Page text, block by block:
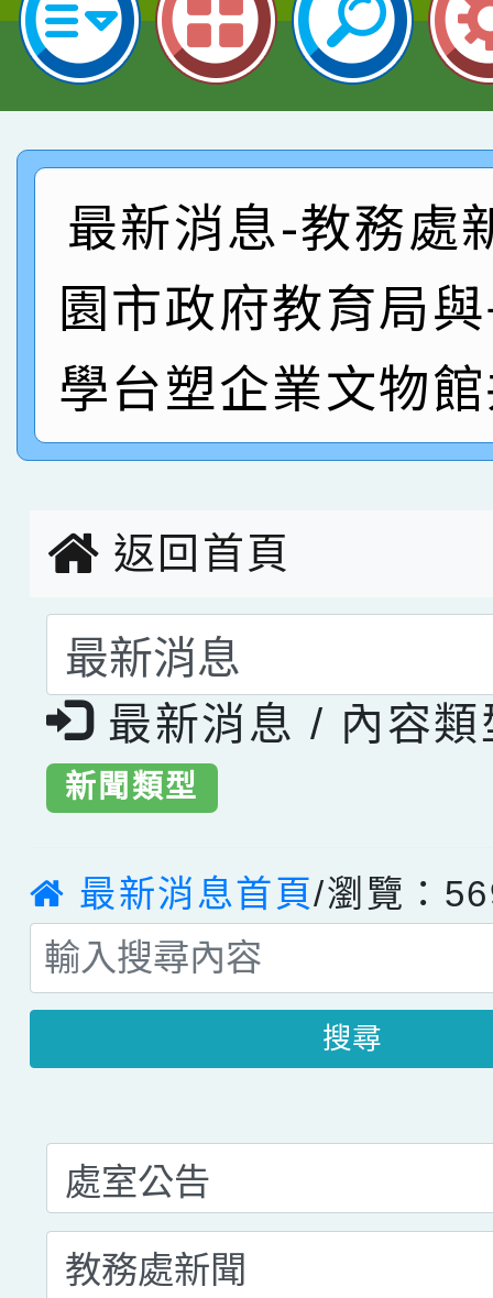
指導老師林老師
賽 劉文瑛教師榮獲教
臺灣台語-第二名
賀！本校參與2026世
市賽榮獲科學小創客佳
創客第三名。
賀！本校參加桃園市中
賽 洪綺君教師榮獲社
名
倩參加桃園市科展 國
名 指導老師王老師、
賀！本校四年二班張O
園市英語競賽國小朗讀
指導老師林老師
賀！本校參加桃園市中
賽 劉文瑛教師榮獲教
臺灣台語-第二名
賀！本校參與2026世
市賽榮獲科學小創客佳
最新消息-教務處
園市政府教育局
學台塑企業文物
返回首頁
選擇後頁面內容會更
最新消息 / 內容類
新聞類型
最新消息首頁/瀏覽：
搜尋